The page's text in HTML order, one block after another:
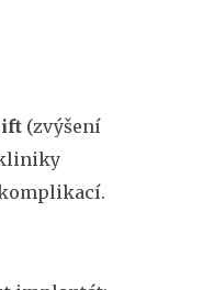
(zvýšení
kliniky